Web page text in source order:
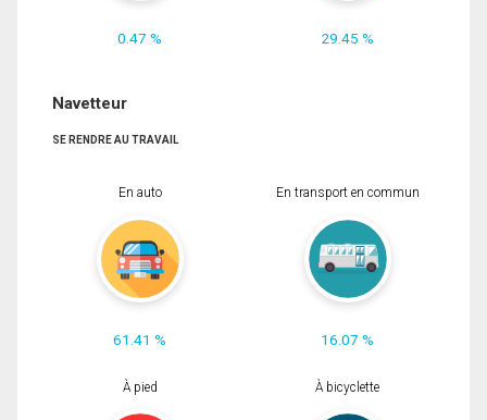
0.47 % 29.45 %
Navetteur
SE RENDRE AU TRAVAIL
En auto
61.41 %
En transport en commun
16.07 %
À pied À bicyclette